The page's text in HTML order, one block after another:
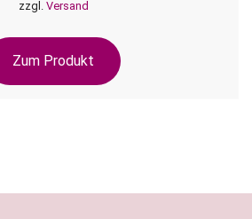
zzgl. Versand
Zum Produkt